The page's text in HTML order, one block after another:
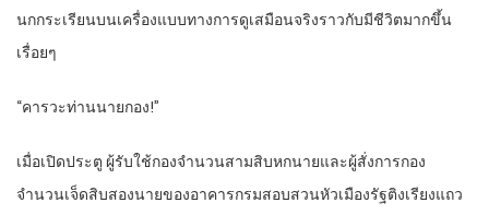
นกกระเรียนบนเครื่องแบบทางการดูเสมือนจริงราวกับมีชีวิตมากขึ้น
เรื่อยๆ
“คารวะท่านนายกอง!”
เมื่อเปิดประตู ผู้รับใช้กองจำนวนสามสิบหกนายและผู้สั่งการกอง
จำนวนเจ็ดสิบสองนายของอาคารกรมสอบสวนหัวเมืองรัฐติงเรียงแถว